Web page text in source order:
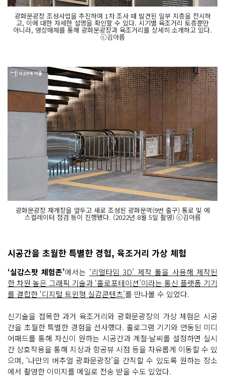
광화문광장 조성사업을 추진하며 1차 조사 때 발견된 일부 지층을 전시하
고, 이에 대한 자세한 설명을 확인할 수 있다. 시기별 육조거리 토층뿐만
아니라, 영상매체를 통해 광화문광장과 육조거리를 상세히 소개하고 있다.
ⓒ김아름
광화문광장 재개장을 앞두고 새로 조성된 광화문역(9번 출구) 통로 및 에
스컬레이터 점검 등이 진행됐다. (2022년 8월 5일 촬영) ⓒ김아름
시공간을 초월한 특별한 경험, 육조거리 가상 체험
‘실감스팟 체험존’에서는 ‘리얼타임 3D’ 제작 툴을 사용해 제작된
한 차원 높은 그래픽 기술과 ‘홀로포테이션’이라는 통신 플랫폼 기기
를 결합한 ‘디지털 트윈형 실감콘텐츠’를 만나볼 수 있었다.
신기술을 접목한 과거 육조거리와 광화문광장의 가상 체험은 시공
간을 초월한 특별한 경험을 선사했다. 홀로그램 기기와 연동된 미디
어패드를 통해 자신이 원하는 시공간과 계절·날씨를 설정하면 실시
간 상호작용을 통해 지상과 항공뷰 시점 등을 자유롭게 이동할 수 있
으며, ‘나만의 버추얼 광화문광장’을 간직할 수 있도록 원하는 장소
에서 촬영한 이미지를 메일로 전송 받을 수도 있었다.